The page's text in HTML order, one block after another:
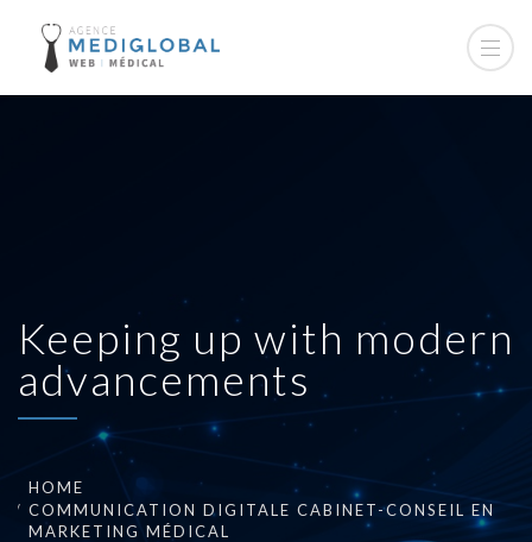
Keeping up with modern
advancements
HOME
COMMUNICATION DIGITALE CABINET-CONSEIL EN
MARKETING MÉDICAL